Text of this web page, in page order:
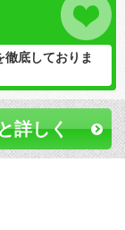
徹底しておりま
詳しく